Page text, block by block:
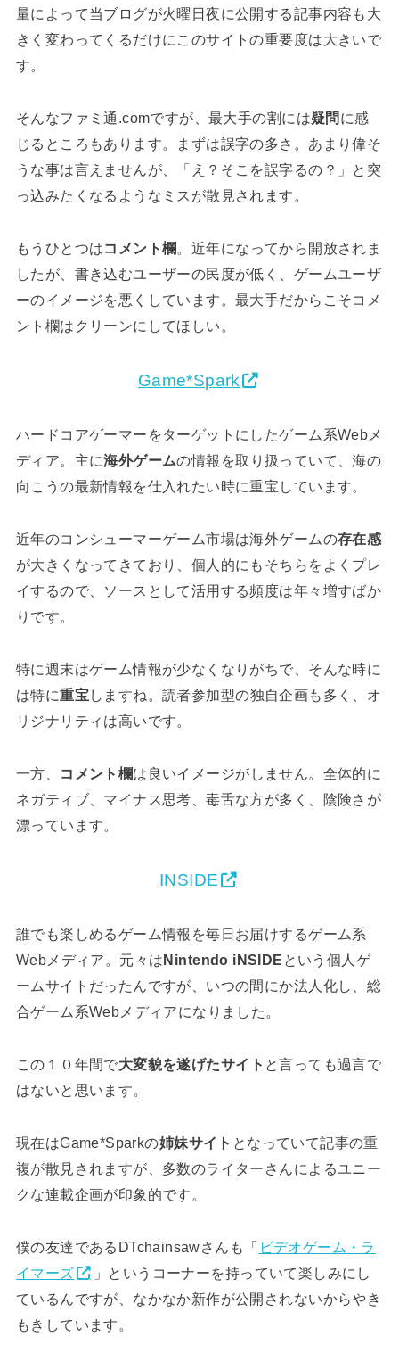
量によって当ブログが火曜日夜に公開する記事内容も大
きく変わってくるだけにこのサイトの重要度は大きいで
す。
そんなファミ通.comですが、最大手の割には疑問 に感
じるところもあります。まずは誤字の多さ。あまり偉そ
うな事は言えませんが、「え？そこを誤字るの？」と突
っ込みたくなるようなミスが散見されます。
もうひとつはコメント欄。近年になってから開放されま
したが、書き込むユーザーの民度が低く、ゲームユーザ
ーのイメージを悪くしています。最大手だからこそコメ
ント欄はクリーンにしてほしい。
Game*Spark
ハードコアゲーマーをターゲットにしたゲーム系Webメ
ディア。主に海外ゲームの情報を取り扱っていて、海の
向こうの最新情報を仕入れたい時に重宝しています。
近年のコンシューマーゲーム市場は海外ゲームの存在感
が大きくなってきており、個人的にもそちらをよくプレ
イするので、ソースとして活用する頻度は年々増すばか
りです。
特に週末はゲーム情報が少なくなりがちで、そんな時に
は特に重宝しますね。読者参加型の独自企画も多く、オ
リジナリティは高いです。
一方、 コメント欄は良いイメージがしません。全体的に
ネガティブ、マイナス思考、毒舌な方が多く、陰険さが
漂っています。
INSIDE
誰でも楽しめるゲーム情報を毎日お届けするゲーム系
Webメディア。元々はNintendo iNSIDE という個人ゲ
ームサイトだったんですが、いつの間にか法人化し、総
合ゲーム系Webメディアになりました。
この１０年間で大変貌を遂げたサイト と言っても過言で
はないと思います。
現在はGame*Sparkの姉妹サイト となっていて記事の重
複が散見されますが、多数のライターさんによるユニー
クな連載企画が印象的です。
僕の友達であるDTchainsawさんも「 ビデオゲーム・ラ
イマーズ
」というコーナーを持っていて楽しみにし
ているんですが、なかなか新作が公開されないからやき
もきしています。